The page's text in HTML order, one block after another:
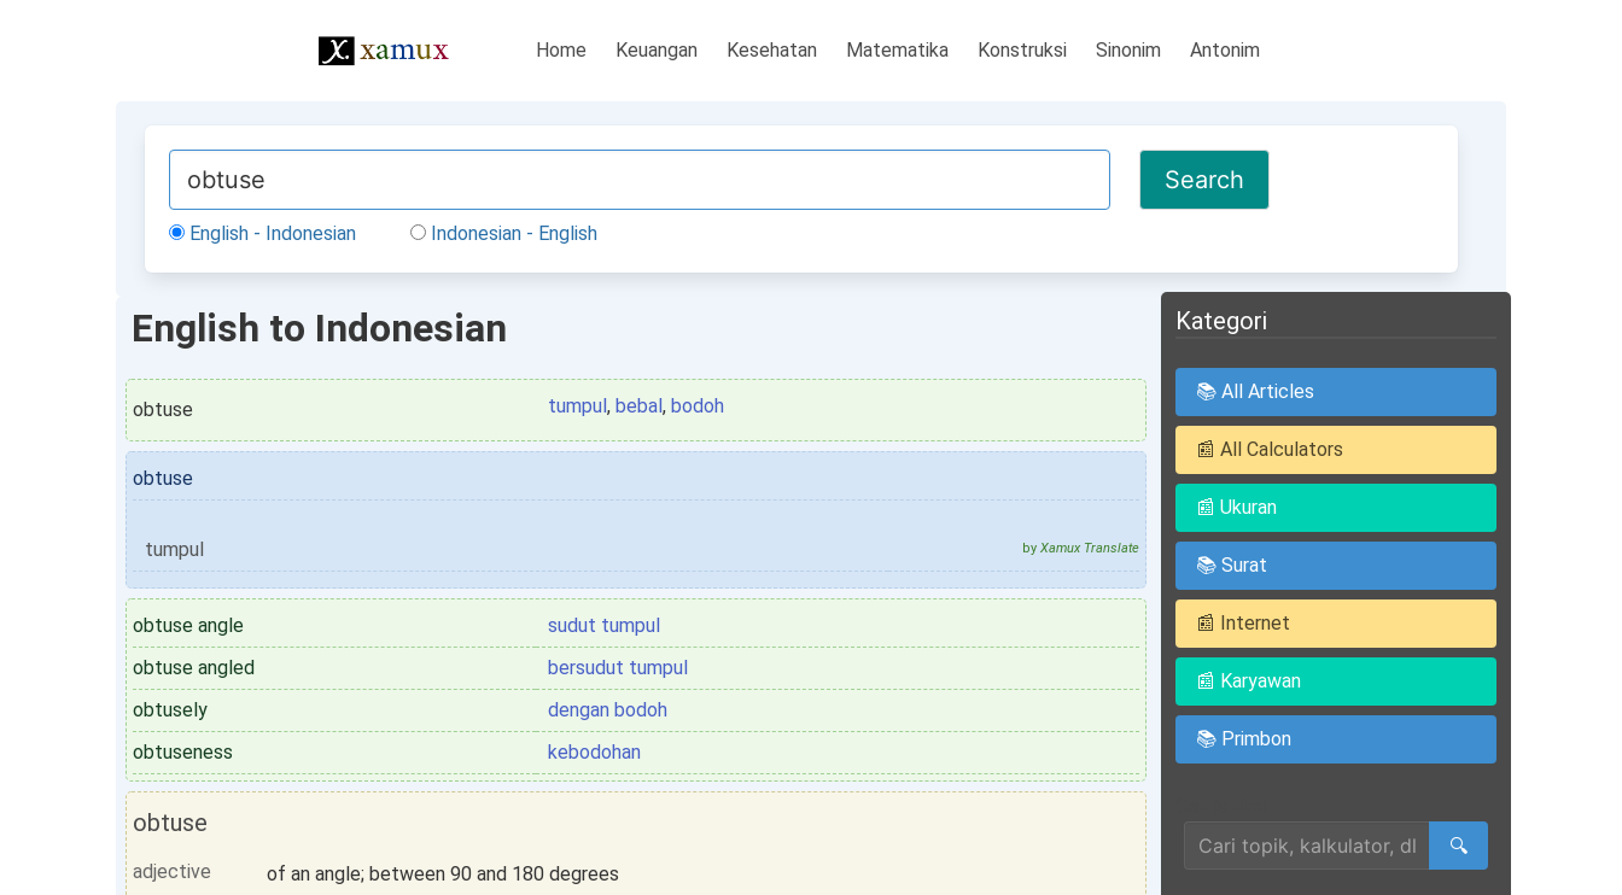
Home Keuangan Kesehatan Matematika Konstruksi Sinonim Antonim
English - Indonesian Indonesian - English
English to Indonesian
obtuse tumpul, bebal, bodoh
obtuse
tumpul by Xamux Translate
obtuse angle
sudut tumpul
obtuse angled
bersudut tumpul
obtusely
dengan bodoh
obtuseness
kebodohan
obtuse
adjective
of an angle; between 90 and 180 degrees
Kategori
📚 All Articles
📰 All Calculators
📰 Ukuran
📚 Surat
📰 Internet
📰 Karyawan
📚 Primbon
🔍